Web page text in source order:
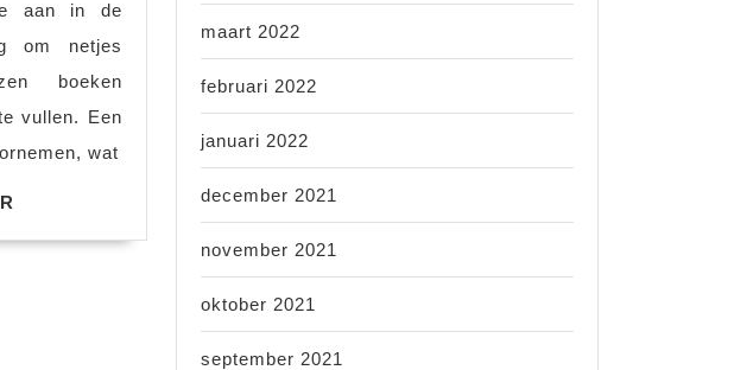
aan in de
om netjes
boeken
vullen. Een
wat
maart 2022
februari 2022
januari 2022
december 2021
november 2021
oktober 2021
september 2021